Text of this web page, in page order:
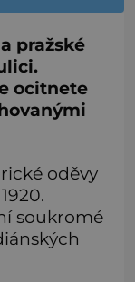
pražské
ocitnete
oděvy
soukromé